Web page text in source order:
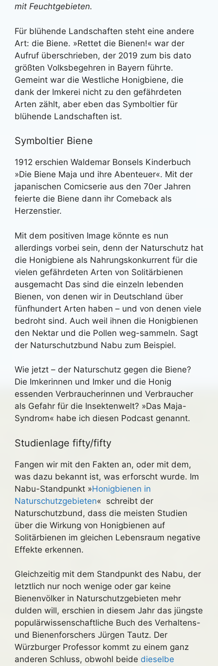
mit Feuchtgebieten.
Für blühende Landschaften steht eine andere
Art: die Biene. »Rettet die Bienen!« war der
Aufruf überschrieben, der 2019 zum bis dato
größten Volksbegehren in Bayern führte.
Gemeint war die Westliche Honigbiene, die
dank der Imkerei nicht zu den gefährdeten
Arten zählt, aber eben das Symboltier für
blühende Landschaften ist.
Symboltier Biene
1912 erschien Waldemar Bonsels Kinderbuch
»Die Biene Maja und ihre Abenteuer«. Mit der
japanischen Comicserie aus den 70er Jahren
feierte die Biene dann ihr Comeback als
Herzenstier.
Mit dem positiven Image könnte es nun
allerdings vorbei sein, denn der Naturschutz hat
die Honigbiene als Nahrungskonkurrent für die
vielen gefährdeten Arten von Solitärbienen
ausgemacht Das sind die einzeln lebenden
Bienen, von denen wir in Deutschland über
fünfhundert Arten haben – und von denen viele
bedroht sind. Auch weil ihnen die Honigbienen
den Nektar und die Pollen weg-sammeln. Sagt
der Naturschutzbund Nabu zum Beispiel.
Wie jetzt – der Naturschutz gegen die Biene?
Die Imkerinnen und Imker und die Honig
essenden Verbraucherinnen und Verbraucher
als Gefahr für die Insektenwelt? »Das Maja-
Syndrom« habe ich diesen Podcast genannt.
Studienlage fifty/fifty
Fangen wir mit den Fakten an, oder mit dem,
was dazu bekannt ist, was erforscht wurde. Im
Nabu-Standpunkt »Honigbienen in
Naturschutzgebieten« schreibt der
Naturschutzbund, dass die meisten Studien
über die Wirkung von Honigbienen auf
Solitärbienen im gleichen Lebensraum negative
Effekte erkennen.
Gleichzeitig mit dem Standpunkt des Nabu, der
letztlich nur noch wenige oder gar keine
Bienenvölker in Naturschutzgebieten mehr
dulden will, erschien in diesem Jahr das jüngste
populärwissenschaftliche Buch des Verhaltens-
und Bienenforschers Jürgen Tautz. Der
Würzburger Professor kommt zu einem ganz
anderen Schluss, obwohl beide dieselbe